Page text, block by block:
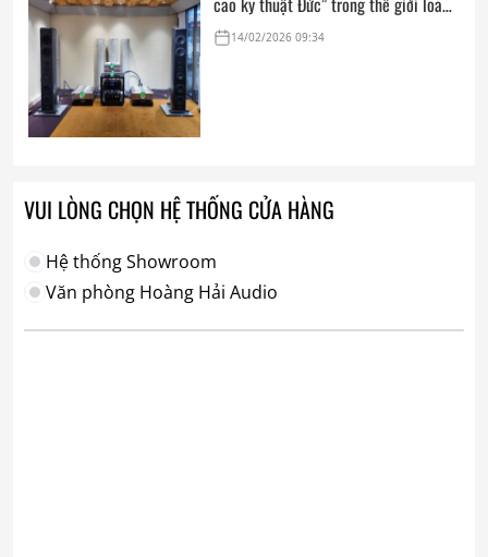
hi-end tham chiếu
14/02/2026 09:34
VUI LÒNG CHỌN HỆ THỐNG CỬA HÀNG
Hệ thống Showroom
Văn phòng Hoàng Hải Audio